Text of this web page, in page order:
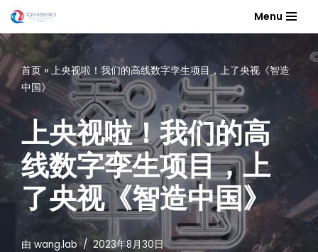
跳
至
正
文
Menu
首页 » 上央视啦！我们的高线数字孪生项目，上了央视《智造
中国》
上央视啦！我们的高
线数字孪生项目，上
了央视《智造中国》
由 wang.lab 2023年8月30日